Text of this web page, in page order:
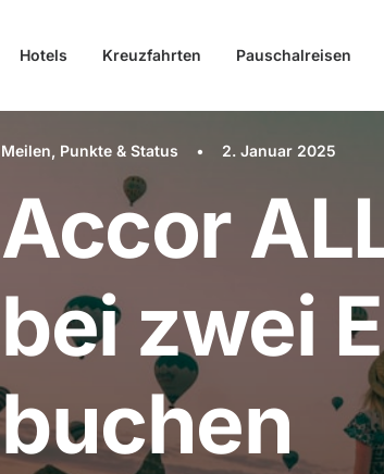
Hotels Kreuzfahrten Pauschalreisen
Meilen, Punkte & Status • 2. Januar 2025
Accor
bei zwei
buchen